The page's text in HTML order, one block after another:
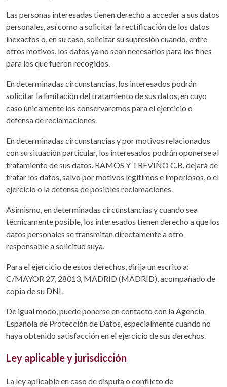
Las personas interesadas tienen derecho a acceder a sus datos
personales, así como a solicitar la rectificación de los datos
inexactos o, en su caso, solicitar su supresión cuando, entre
otros motivos, los datos ya no sean necesarios para los fines
para los que fueron recogidos.
En determinadas circunstancias, los interesados podrán
solicitar la limitación del tratamiento de sus datos, en cuyo
caso únicamente los conservaremos para el ejercicio o
defensa de reclamaciones.
En determinadas circunstancias y por motivos relacionados
con su situación particular, los interesados podrán oponerse al
tratamiento de sus datos. RAMOS Y TREVIÑO C.B. dejará de
tratar los datos, salvo por motivos legítimos e imperiosos, o el
ejercicio o la defensa de posibles reclamaciones.
Asimismo, en determinadas circunstancias y cuando sea
técnicamente posible, los interesados tienen derecho a que los
datos personales se transmitan directamente a otro
responsable a solicitud suya.
Para el ejercicio de estos derechos, dirija un escrito a:
C/MAYOR 27, 28013, MADRID (MADRID), acompañado de
copia de su DNI.
De igual modo, puede ponerse en contacto con la Agencia
Española de Protección de Datos, especialmente cuando no
haya obtenido satisfacción en el ejercicio de sus derechos.
Ley aplicable y jurisdicción
La ley aplicable en caso de disputa o conflicto de